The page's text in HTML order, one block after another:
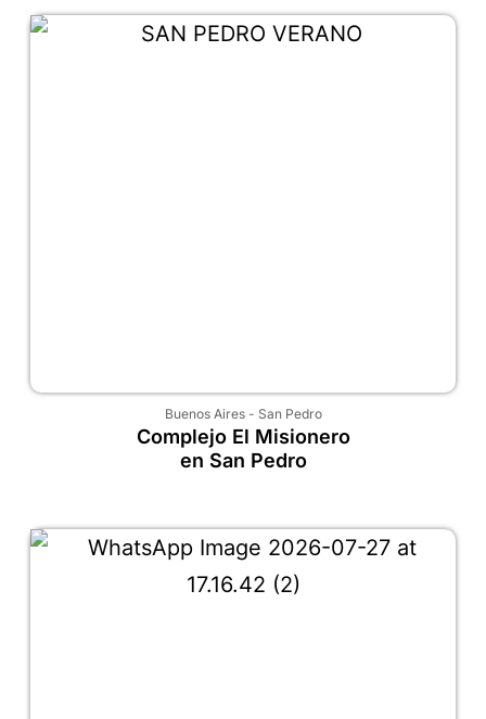
Buenos Aires- San Pedro
Complejo El Misionero
en San Pedro